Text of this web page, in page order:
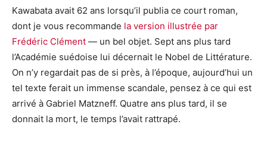
Kawabata avait 62 ans lorsqu’il publia ce court roman,
dont je vous recommande la version illustrée par
Frédéric Clément — un bel objet. Sept ans plus tard
l’Académie suédoise lui décernait le Nobel de Littérature.
On n’y regardait pas de si près, à l’époque, aujourd’hui un
tel texte ferait un immense scandale, pensez à ce qui est
arrivé à Gabriel Matzneff. Quatre ans plus tard, il se
donnait la mort, le temps l’avait rattrapé.